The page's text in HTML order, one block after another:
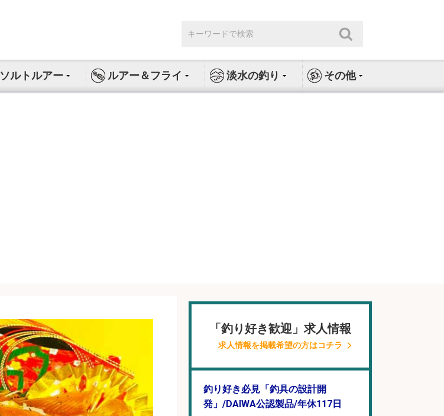
索:
ソルトルアー ルアー＆フライ 淡水の釣り その他
「釣り好き歓迎」求人情報
求人情報を掲載希望の方はコチラ
釣り好き必見「釣具の設計開
発」/DAIWA公認製品/年休117日